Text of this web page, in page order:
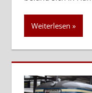
Weiterlesen